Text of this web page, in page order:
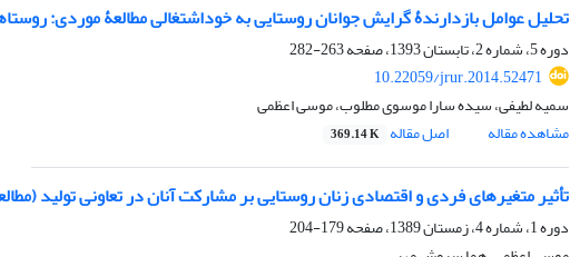
تحلیل عوامل بازدارندۀ گرایش جوانان روستایی به خوداشتغالی مطالعۀ موردی:
دوره 5، شماره 2، تابستان 1393، صفحه
263-282
10.22059/jrur.2014.52471
سمیه لطیفی، سیده سارا موسوی مطلوب، موسی اعظمی
مشاهده مقاله
اصل مقاله 369.14 K
تأثیر متغیرهای فردی و اقتصادی زنان روستایی بر مشارکت آنان در تعاونی تولید
دوره 1، شماره 4، زمستان 1389، صفحه
179-204